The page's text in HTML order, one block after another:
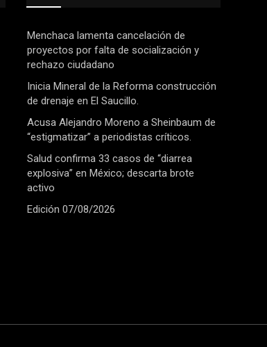
Menchaca lamenta cancelación de
proyectos por falta de socialización y
rechazo ciudadano
Inicia Mineral de la Reforma construcción
de drenaje en El Saucillo.
Acusa Alejandro Moreno a Sheinbaum de
“estigmatizar” a periodistas críticos.
Salud confirma 33 casos de “diarrea
explosiva” en México; descarta brote
activo
Edición 07/08/2026